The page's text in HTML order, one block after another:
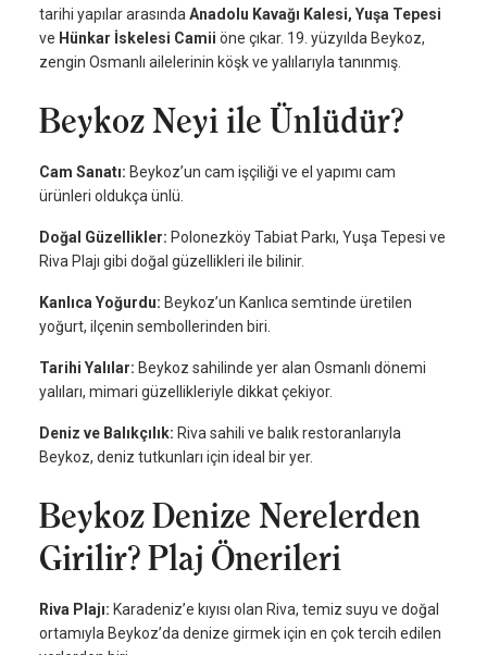
tarihi yapılar arasında Anadolu Kavağı Kalesi, Yuşa Tepesi
ve Hünkar İskelesi Camii öne çıkar. 19. yüzyılda Beykoz,
zengin Osmanlı ailelerinin köşk ve yalılarıyla tanınmış.
Beykoz Neyi ile Ünlüdür?
Cam Sanatı: Beykoz’un cam işçiliği ve el yapımı cam
ürünleri oldukça ünlü.
Doğal Güzellikler: Polonezköy Tabiat Parkı, Yuşa Tepesi ve
Riva Plajı gibi doğal güzellikleri ile bilinir.
Kanlıca Yoğurdu: Beykoz’un Kanlıca semtinde üretilen
yoğurt, ilçenin sembollerinden biri.
Tarihi Yalılar: Beykoz sahilinde yer alan Osmanlı dönemi
yalıları, mimari güzellikleriyle dikkat çekiyor.
Deniz ve Balıkçılık: Riva sahili ve balık restoranlarıyla
Beykoz, deniz tutkunları için ideal bir yer.
Beykoz Denize Nerelerden
Girilir? Plaj Önerileri
Riva Plajı: Karadeniz’e kıyısı olan Riva, temiz suyu ve doğal
ortamıyla Beykoz’da denize girmek için en çok tercih edilen